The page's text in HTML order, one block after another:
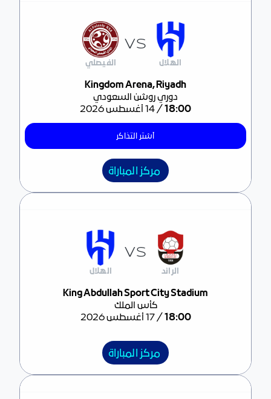
مركز المباراة
Kingdom Arena, Riyadh
دوري روشن السعودي
18:00
/14 أغسطس 2026
الهلال
VS
الفيصلي
آشتر التذاكر
مركز المباراة
مركز المباراة
King Abdullah Sport City Stadium
كأس الملك
18:00
/17 أغسطس 2026
الرائد
VS
الهلال
مركز المباراة